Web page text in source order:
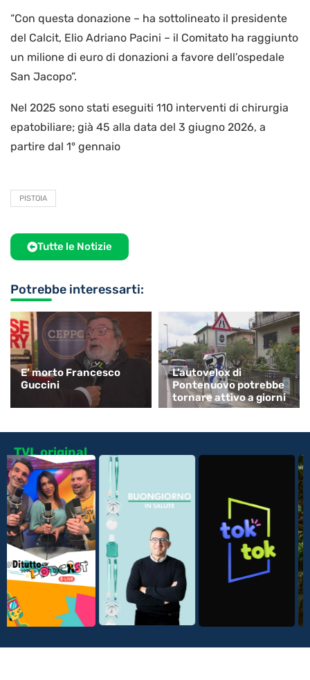
“Con questa donazione – ha sottolineato il presidente
del Calcit, Elio Adriano Pacini – il Comitato ha raggiunto
un milione di euro di donazioni a favore dell’ospedale
San Jacopo”.
Nel 2025 sono stati eseguiti 110 interventi di chirurgia
epatobiliare; già 45 alla data del 3 giugno 2026, a
partire dal 1° gennaio
PISTOIA
Tutte le Notizie
Potrebbe interessarti:
E’ morto Francesco
Guccini
L’autovelox di
Pontenuovo potrebbe
tornare attivo a giorni
TVL original